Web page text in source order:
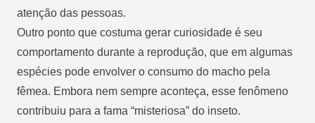
atenção das pessoas.
Outro ponto que costuma gerar curiosidade é seu
comportamento durante a reprodução, que em algumas
espécies pode envolver o consumo do macho pela
fêmea. Embora nem sempre aconteça, esse fenômeno
contribuiu para a fama “misteriosa” do inseto.